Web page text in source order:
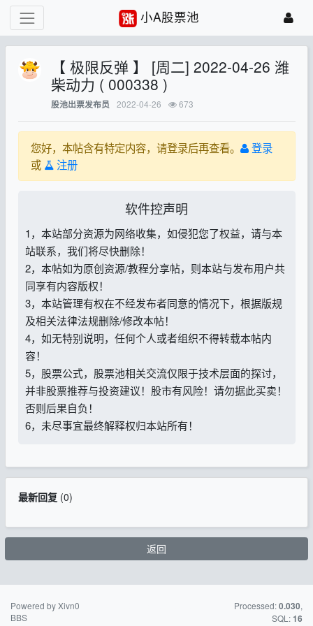
小A股票池
【 极限反弹 】 [周二] 2022-04-26 潍
柴动力 ( 000338 )
股池出票发布员 2022-04-26 673
您好，本帖含有特定内容，请登录后再查看。
登录
或
注册
软件控声明
1，本站部分资源为网络收集，如侵犯您了权益，请与本
站联系，我们将尽快删除！
2，本帖如为原创资源/教程分享帖，则本站与发布用户共
同享有内容版权！
3，本站管理有权在不经发布者同意的情况下，根据版规
及相关法律法规删除/修改本帖！
4，如无特别说明，任何个人或者组织不得转载本帖内
容！
5，股票公式，股票池相关交流仅限于技术层面的探讨，
并非股票推荐与投资建议！股市有风险！请勿据此买卖！
否则后果自负！
6，未尽事宜最终解释权归本站所有！
最新回复(0)
返回
Powered by Xivn0
BBS
Processed:0.030,
SQL:16